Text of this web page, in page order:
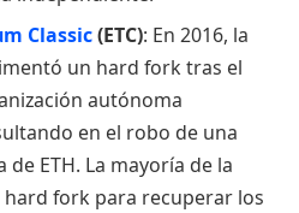
Classic(ETC): En 2016, la
un hard fork tras el
autónoma
en el robo de una
ETH. La mayoría de la
fork para recuperar los